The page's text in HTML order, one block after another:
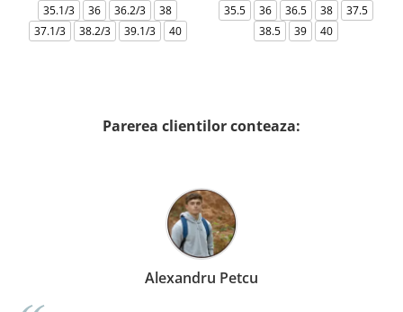
35.1/3 36 36.2/3
38
37.1/3
38.2/3 39.1/3 40
35.5 36 36.5 38
37.5
38.5
39 40
Parerea clientilor conteaza:
Alexandru Petcu